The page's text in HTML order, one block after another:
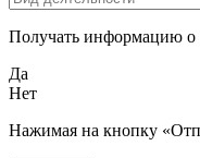
Получать информацию о
Да
Нет
Нажимая на кнопку